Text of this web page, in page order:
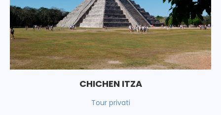
CHICHEN ITZA
Tour privati